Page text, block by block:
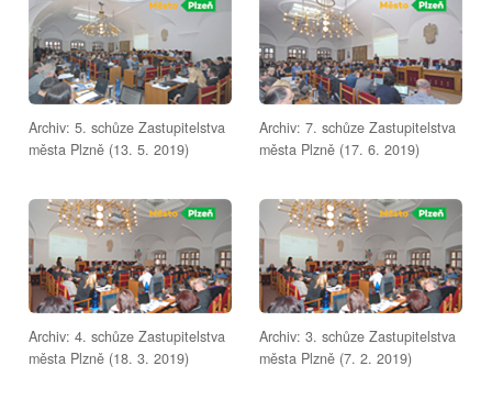
Archiv: 5. schůze Zastupitelstva
města Plzně (13. 5. 2019)
Archiv: 7. schůze Zastupitelstva
města Plzně (17. 6. 2019)
Archiv: 4. schůze Zastupitelstva
města Plzně (18. 3. 2019)
Archiv: 3. schůze Zastupitelstva
města Plzně (7. 2. 2019)